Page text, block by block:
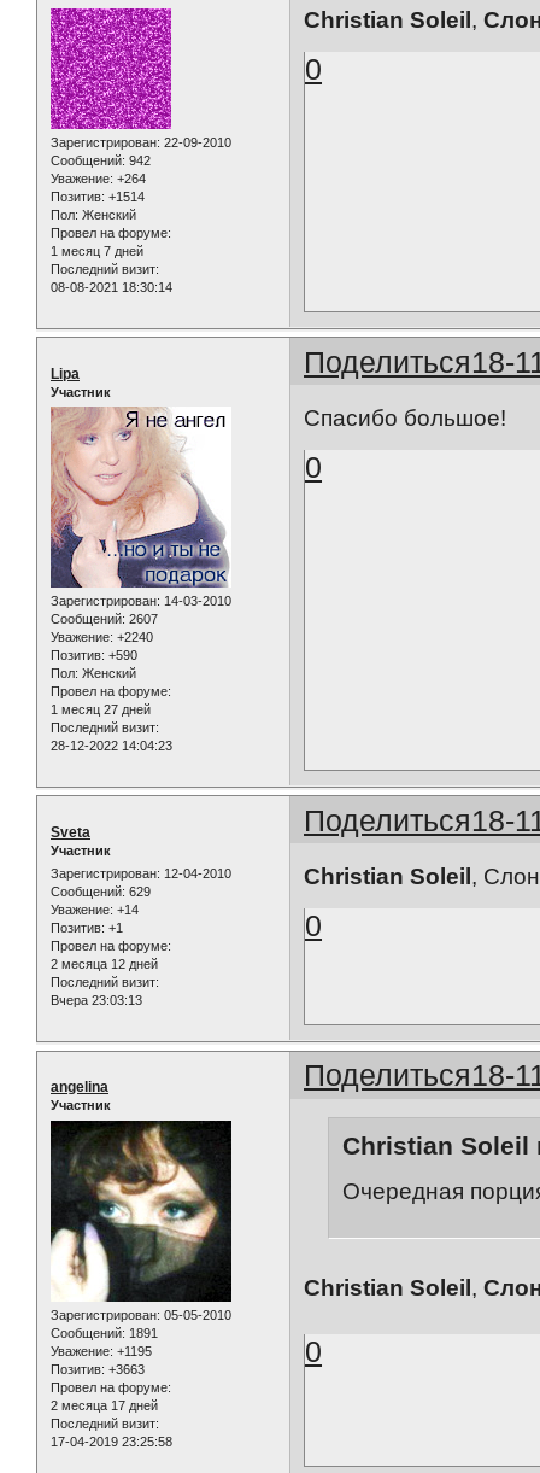
Зарегистрирован: 22-09-2010
Сообщений: 942
Уважение: +264
Позитив: +1514
Пол: Женский
Провел на форуме:
1 месяц 7 дней
Последний визит:
08-08-2021 18:30:14
Christian Soleil ,
0
Поделиться18-
Lipa
Участник
Зарегистрирован: 14-03-2010
Сообщений: 2607
Уважение: +2240
Позитив: +590
Пол: Женский
Провел на форуме:
1 месяц 27 дней
Последний визит:
28-12-2022 14:04:23
Спасибо большое!
0
Поделиться18-
Sveta
Участник
Зарегистрирован: 12-04-2010
Сообщений: 629
Уважение: +14
Позитив: +1
Провел на форуме:
2 месяца 12 дней
Последний визит:
Вчера 23:03:13
Christian Soleil ,
0
Поделиться18-
angelina
Участник
Зарегистрирован: 05-05-2010
Сообщений: 1891
Уважение: +1195
Позитив: +3663
Провел на форуме:
2 месяца 17 дней
Последний визит:
17-04-2019 23:25:58
Christian Soleil
Очередная
Christian Soleil ,
0